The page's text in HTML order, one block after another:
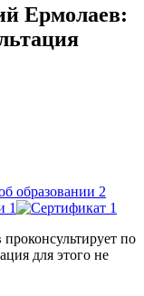
Ермолаев:
по
для этого не